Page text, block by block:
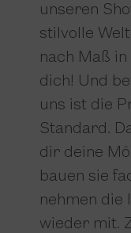
unseren
stilvolle
nach Maß
dich! Und
uns ist die
Standard.
dir deine
bauen sie
nehmen die
wieder mit.